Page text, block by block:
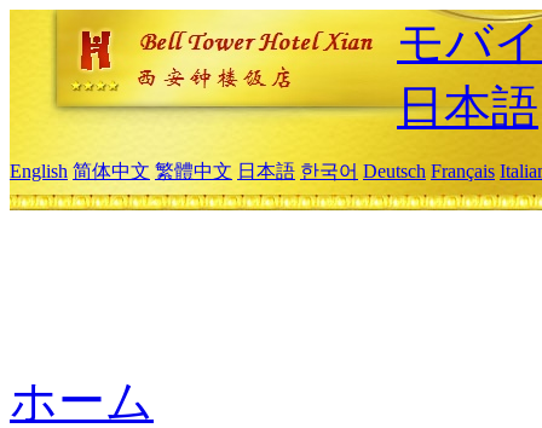
モバ
日本語
English 简体中文 繁體中文 日本語 한국어 Deutsch Français
ホーム